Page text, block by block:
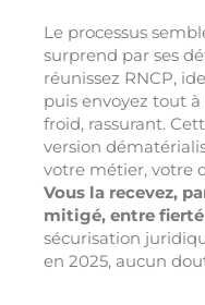
Le processus
surprend par ses
réunissez RNCP,
puis envoyez tout à
froid, rassurant.
version
votre métier, votre
Vous la recevez,
mitigé, entre
sécurisation
en 2025, aucun